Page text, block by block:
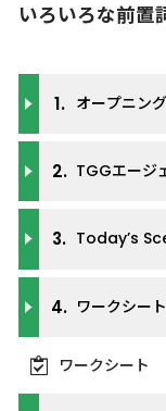
いろいろな前置
1. オープニング
2. TGGエージ
3. Today’s
4. ワークシー
ワークシート